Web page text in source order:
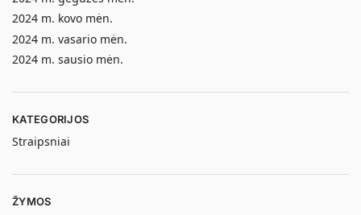
2024 m. kovo mėn.
2024 m. vasario mėn.
2024 m. sausio mėn.
KATEGORIJOS
Straipsniai
ŽYMOS